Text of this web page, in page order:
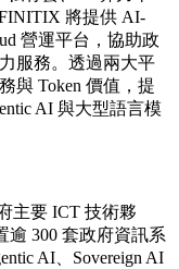
將提供 AI-
營運平台，協助政
服務。透過兩大平
與 Token 價值，提
AI 與大型語言模
主要 ICT 技術夥
逾 300 套政府資訊系
AI、Sovereign AI